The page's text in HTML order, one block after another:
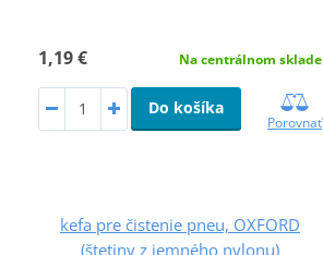
1,19 € Na centrálnom sklade
Do košíka
Porovnať
kefa pre čistenie pneu, OXFORD
(štetiny z jemného nylonu)